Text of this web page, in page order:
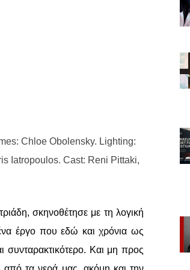
Chloe Obolensky. Lighting:
Iatropoulos. Cast: Reni Pittaki,
σκηνοθέτησε με τη λογική
έργο που εδώ και χρόνια ως
συνταρακτικότερο. Και μη προς